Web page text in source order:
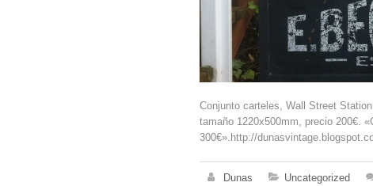
Conjunto carteles, Wall Street
tamaño 1220x500mm, precio 200€.
300€».http://
Dunas Uncategorized